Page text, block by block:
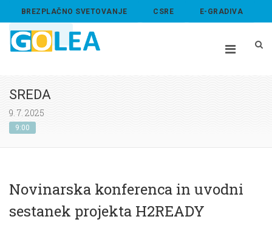
BREZPLAČNO SVETOVANJE CSRE E-GRADIVA
ABOUT US
SREDA
9. 7. 2025
9:00
Novinarska konferenca in uvodni
sestanek projekta H2READY